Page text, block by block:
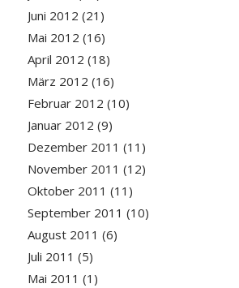
Juni 2012 (21)
Mai 2012 (16)
April 2012 (18)
März 2012 (16)
Februar 2012 (10)
Januar 2012 (9)
Dezember 2011 (11)
November 2011 (12)
Oktober 2011 (11)
September 2011 (10)
August 2011 (6)
Juli 2011 (5)
Mai 2011 (1)